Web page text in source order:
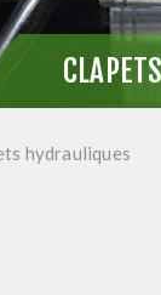
hydrauliques